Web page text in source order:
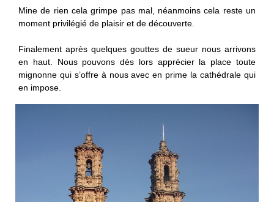
Mine de rien cela grimpe pas mal, néanmoins cela reste un
moment privilégié de plaisir et de découverte.
Finalement après quelques gouttes de sueur nous arrivons
en haut. Nous pouvons dès lors apprécier la place toute
mignonne qui s’offre à nous avec en prime la cathédrale qui
en impose.